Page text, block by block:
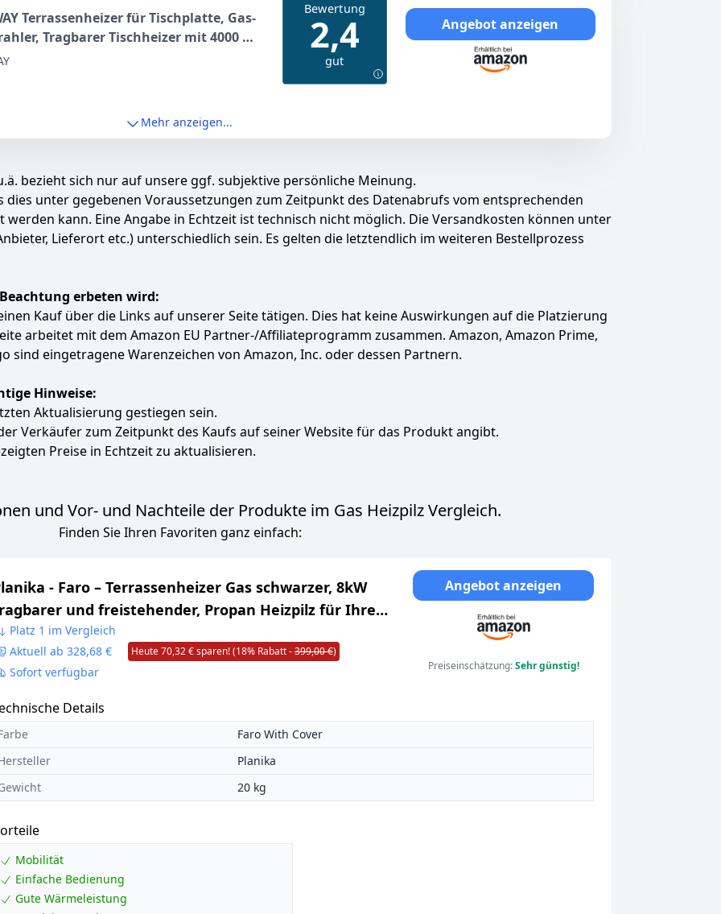
Terrassenheizer für Tischplatte, Gas-
Tragbarer Tischheizer mit 4000 W
Umkipp- & Überhitzungsschutz,
Bewertung
2,4
gut
Angebot anzeigen
Mehr anzeigen...
bezieht sich nur auf unsere ggf. subjektive persönliche Meinung.
unter gegebenen Voraussetzungen zum Zeitpunkt des Datenabrufs vom entsprechenden
kann. Eine Angabe in Echtzeit ist technisch nicht möglich. Die Versandkosten können unter
Lieferort etc.) unterschiedlich sein. Es gelten die letztendlich im weiteren Bestellprozess
erbeten wird:
Kauf über die Links auf unserer Seite tätigen. Dies hat keine Auswirkungen auf die Platzierung
arbeitet mit dem Amazon EU Partner-/Affiliateprogramm zusammen. Amazon, Amazon Prime,
sind eingetragene Warenzeichen von Amazon, Inc. oder dessen Partnern.
Hinweise:
Aktualisierung gestiegen sein.
Verkäufer zum Zeitpunkt des Kaufs auf seiner Website für das Produkt angibt.
Preise in Echtzeit zu aktualisieren.
und Vor- und Nachteile der Produkte im Gas Heizpilz Vergleich.
Finden Sie Ihren Favoriten ganz einfach:
- Faro – Terrassenheizer Gas schwarzer, 8kW
und freistehender, Propan Heizpilz für Ihren
und Terrasse (Faro + Abdeckung), 36 x 36 x 150
Platz 1 im Vergleich
Aktuell ab 328,68 €
Heute 70,32 € sparen! (18% Rabatt -399,00 €)
Sofort verfügbar
Angebot anzeigen
Preiseinschätzung:Sehr günstig!
Details
Faro With Cover
Planika
20 kg
Mobilität
Einfache Bedienung
Gute Wärmeleistung